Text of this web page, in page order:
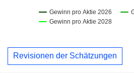
Revisionen der Schätzungen